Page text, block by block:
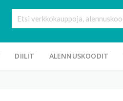
DIILIT ALENNUSKOODIT